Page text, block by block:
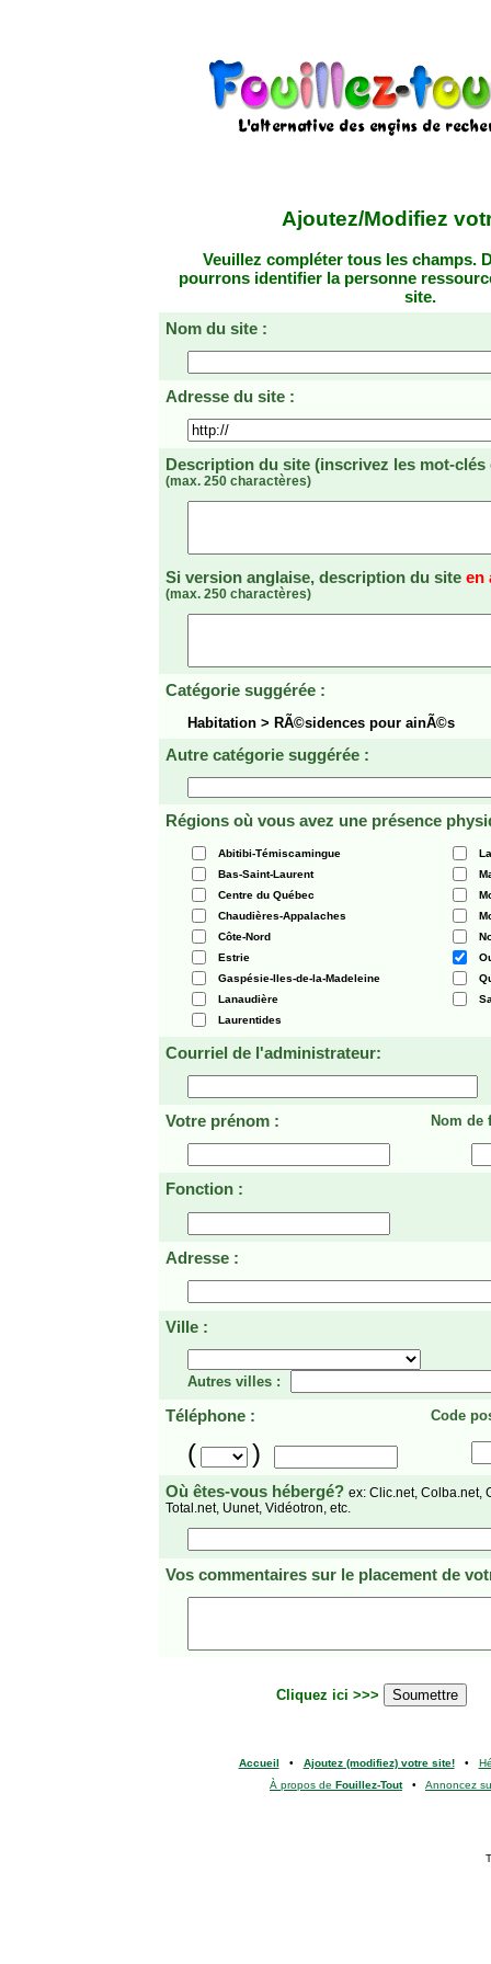
Ajoutez/Modifiez
Veuillez compléter tous les champs.
pourrons identifier la personne
site.
Nom du site :
Adresse du site :
Description du site (inscrivez les mot-
(max. 250 charactères)
Si version anglaise, description du site en
(max. 250 charactères)
Catégorie suggérée :
Habitation > RÃ©sidences pour ainÃ©s
Autre catégorie suggérée :
Régions où vous avez une présence
Abitibi-Témiscamingue
Bas-Saint-Laurent
Centre du Québec
Chaudières-Appalaches
Côte-Nord
Estrie
Gaspésie-Iles-de-la-Madeleine
Lanaudière
Laurentides
Courriel de l'administrateur:
Votre prénom : Nom de
Fonction :
Adresse :
Ville :
Autres villes :
Téléphone : Code
( )
Où êtes-vous hébergé? ex: Clic.net, Colba.net,
Total.net, Uunet, Vidéotron, etc.
Vos commentaires sur le placement de
Cliquez ici >>>
Accueil • Ajoutez (modifiez) votre site!•
À propos de Fouillez-Tout• Annoncez